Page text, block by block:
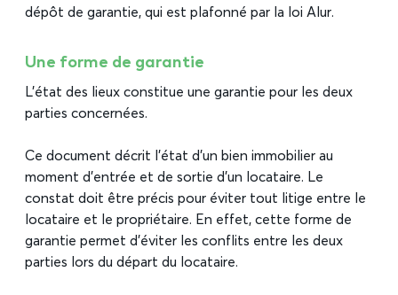
dépôt de garantie, qui est plafonné par la loi Alur.
Une forme de garantie
L’état des lieux constitue une garantie pour les deux
parties concernées.
Ce document décrit l’état d’un bien immobilier au
moment d’entrée et de sortie d’un locataire. Le
constat doit être précis pour éviter tout litige entre le
locataire et le propriétaire. En effet, cette forme de
garantie permet d’éviter les conflits entre les deux
parties lors du départ du locataire.